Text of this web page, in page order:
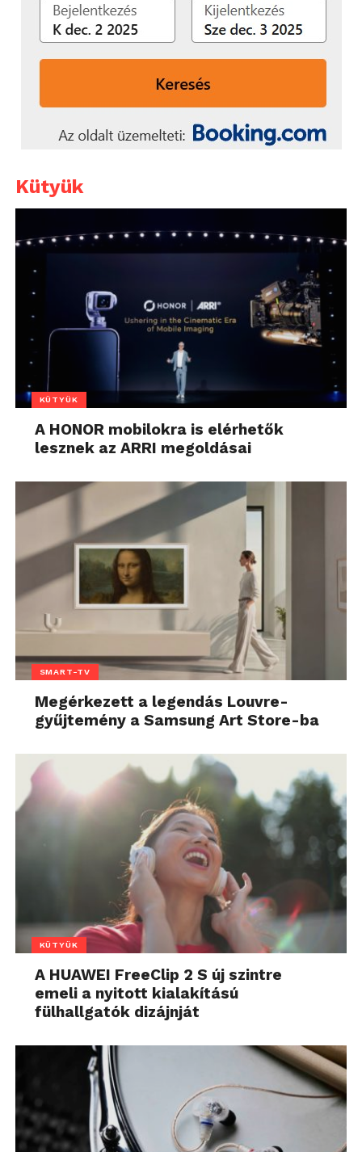
Kütyük
KÜTYÜK
A HONOR mobilokra is elérhetők
lesznek az ARRI megoldásai
SMART-TV
Megérkezett a legendás Louvre-
gyűjtemény a Samsung Art Store-ba
KÜTYÜK
A HUAWEI FreeClip 2 S új szintre
emeli a nyitott kialakítású
fülhallgatók dizájnját